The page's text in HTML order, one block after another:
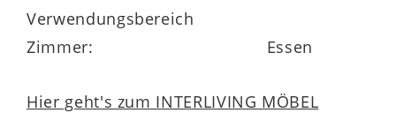
Verwendungsbereich
Zimmer:
Essen
Hier geht's zum INTERLIVING MÖBEL